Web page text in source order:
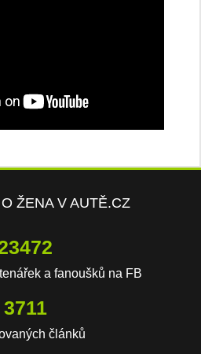
ŽENA V AUTĚ.CZ
a fanoušků na FB
3711
článků